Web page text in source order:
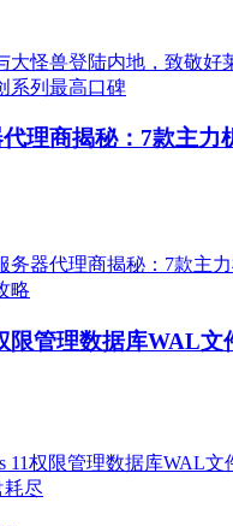
理商揭秘：7款主力
限管理数据库WAL文